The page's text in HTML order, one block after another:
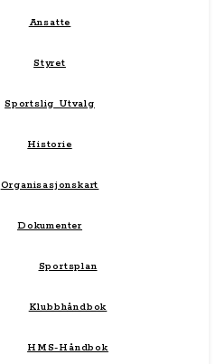
Ansatte
Styret
Sportslig Utvalg
Historie
Organisasjonskart
Dokumenter
Sportsplan
Klubbhåndbok
HMS-Håndbok